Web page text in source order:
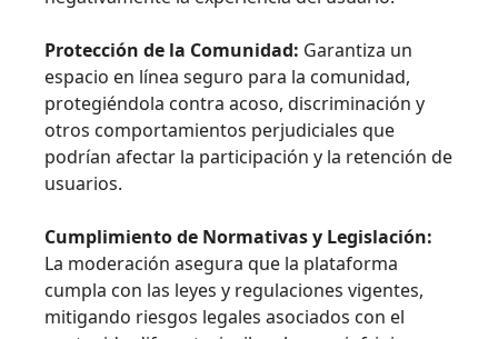
Protección de la Comunidad: Garantiza un
espacio en línea seguro para la comunidad,
protegiéndola contra acoso, discriminación y
otros comportamientos perjudiciales que
podrían afectar la participación y la retención de
usuarios.
Cumplimiento de Normativas y Legislación:
La moderación asegura que la plataforma
cumpla con las leyes y regulaciones vigentes,
mitigando riesgos legales asociados con el